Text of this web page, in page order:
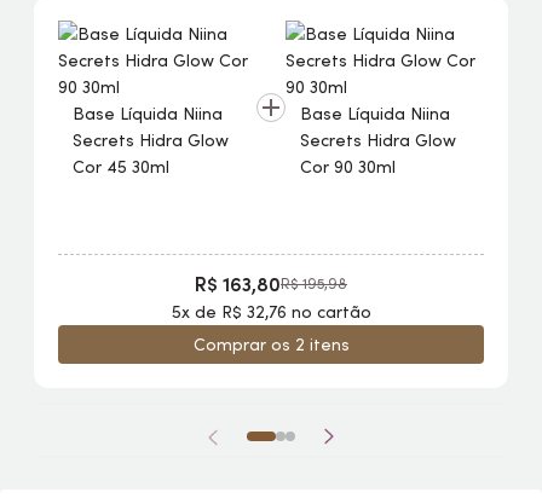
Base Líquida Niina
Secrets Hidra Glow
Cor 45 30ml
Base Líquida Niina
Secrets Hidra Glow
Cor 90 30ml
R$ 195,98
R$ 163,80
5x de R$ 32,76 no cartão
Comprar os 2 itens